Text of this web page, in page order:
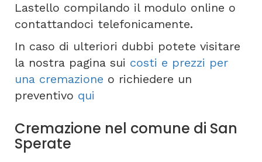
Lastello compilando il modulo online o
contattandoci telefonicamente.
In caso di ulteriori dubbi potete visitare
la nostra pagina sui costi e prezzi per
una cremazione o richiedere un
preventivo qui
Cremazione nel comune di San
Sperate